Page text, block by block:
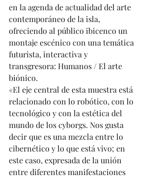
en la agenda de actualidad del arte
contemporáneo de la isla,
ofreciendo al público ibicenco un
montaje escénico con una temática
futurista, interactiva y
transgresora: Humanos / El arte
biónico.
«El eje central de esta muestra está
relacionado con lo robótico, con lo
tecnológico y con la estética del
mundo de los cyborgs. Nos gusta
decir que es una mezcla entre lo
cibernético y lo que está vivo; en
este caso, expresada de la unión
entre diferentes manifestaciones